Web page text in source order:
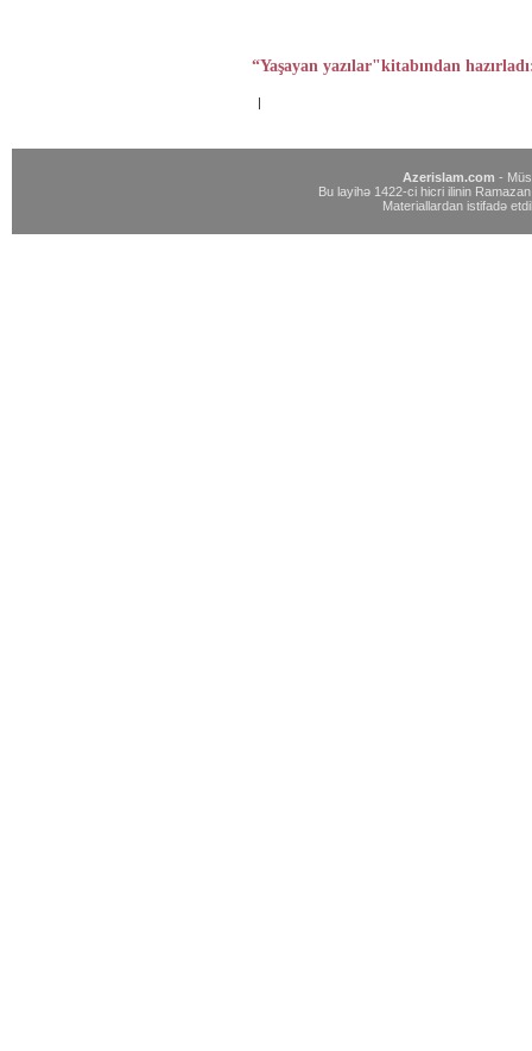
“Yaşayan yazılar"kitabından
|
Azerislam.com -
Bu layihə 1422-ci hicri ilinin
Materiallardan istifadə